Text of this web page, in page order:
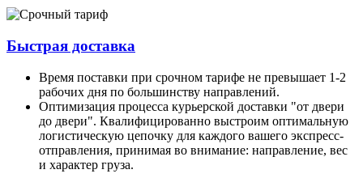
Быстрая доставка
Время поставки при срочном тарифе не превышает 1-2
рабочих дня по большинству направлений.
Оптимизация процесса курьерской доставки "от двери
до двери". Квалифицированно выстроим оптимальную
логистическую цепочку для каждого вашего экспресс-
отправления, принимая во внимание: направление, вес
и характер груза.